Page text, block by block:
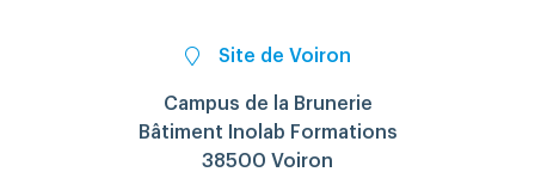
Site de Voiron
Campus de la Brunerie
Bâtiment Inolab Formations
38500 Voiron